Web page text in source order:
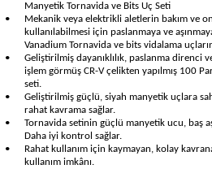
Manyetik Tornavida ve Bits Uç Seti
•
Mekanik veya elektrikli aletlerin bakım ve
kullanılabilmesi için paslanmaya ve
Vanadium Tornavida ve bits vidalama
•
Geliştirilmiş dayanıklılık, paslanma direnci
işlem görmüş CR-V çelikten yapılmış 100
seti.
•
Geliştirilmiş güçlü, siyah manyetik uçlara
rahat kavrama sağlar.
•
Tornavida setinin güçlü manyetik ucu, baş
Daha iyi kontrol sağlar.
•
Rahat kullanım için kaymayan, kolay
kullanım imkânı.